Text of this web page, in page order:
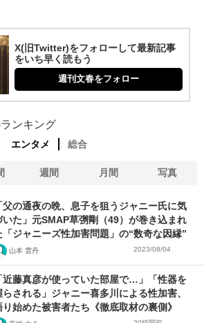
X(旧Twitter)をフォローして最新記事
をいち早く読もう
週刊文春をフォロー
ンキング
エンタメ 総合
週間 月間 写真
父の通夜の晩、息子を狙うジャニー氏に気
いた」元SMAP草彅剛（49）が巻き込まれ
「ジャニーズ性加害問題」の“数奇な因縁”
山本 雲丹 2023/08/04
近藤真彦が使っていた部屋で…」「性器を
らされる」ジャニー喜多川による性加害、
り始めた被害者たち《徹底取材の裏側》